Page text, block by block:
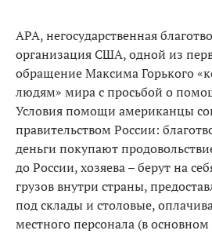
АРА, негосударственная
организация США, одной из
обращение Максима Горького
людям» мира с просьбой о
Условия помощи американцы
правительством России:
деньги покупают
до России, хозяева – берут на
грузов внутри страны,
под склады и столовые,
местного персонала (в